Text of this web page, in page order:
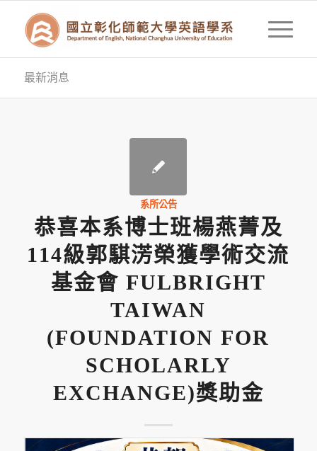
最新消息
系所公告
恭喜本系博士班楊燕菁及
114級郭騏淓榮獲學術交流
基金會 FULBRIGHT
TAIWAN
(FOUNDATION FOR
SCHOLARLY
EXCHANGE)獎助金